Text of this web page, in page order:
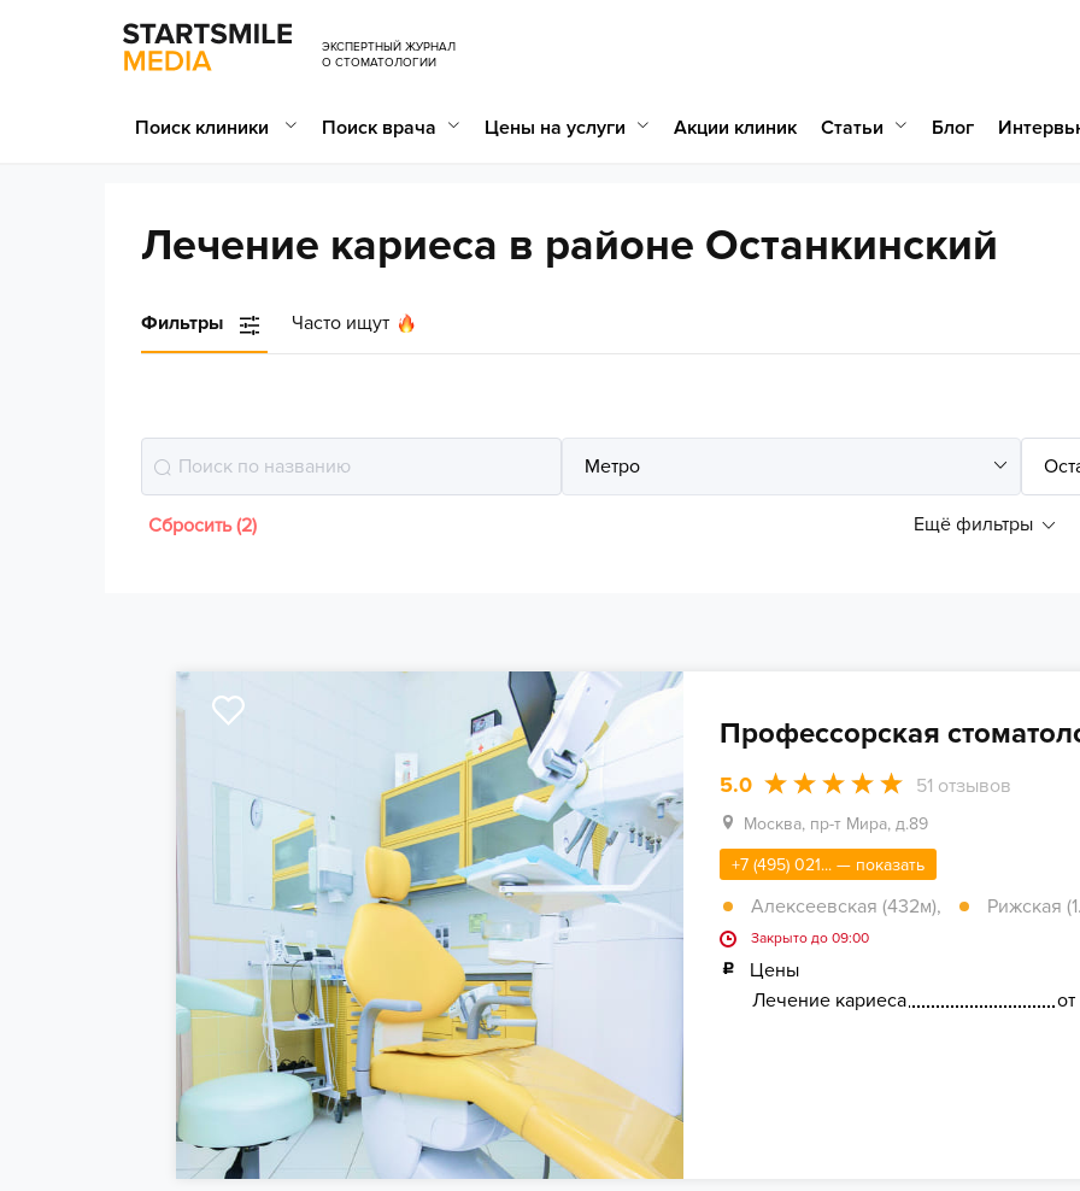
ЭКСПЕРТНЫЙ ЖУРНАЛ
О СТОМАТОЛОГИИ
Поиск клиники Поиск врача Цены на услуги Акции клиник Статьи Блог
Лечение кариеса в районе Останкинский
Фильтры Часто ищут
Ещё фильтры
Сбросить (2)
Профессорская
5.0 51 отзывов
Москва, пр-т Мира, д.89
+7 (495) 021... — показать
Алексеевская (432м), Рижская
Закрыто до 09:00
Цены
Лечение кариеса